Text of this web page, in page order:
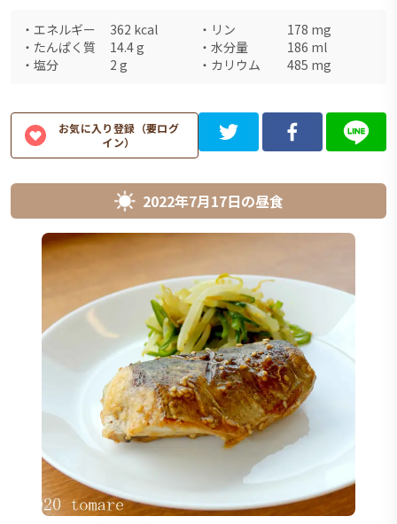
・ エネルギー 362 kcal ・ リン 178 mg
・ たんぱく質 14.4g ・ 水分量 186 ml
・ 塩分 2 g ・ カリウム 485 mg
お気に入り登録（要ログ
イン）
2022年7月17日の昼食